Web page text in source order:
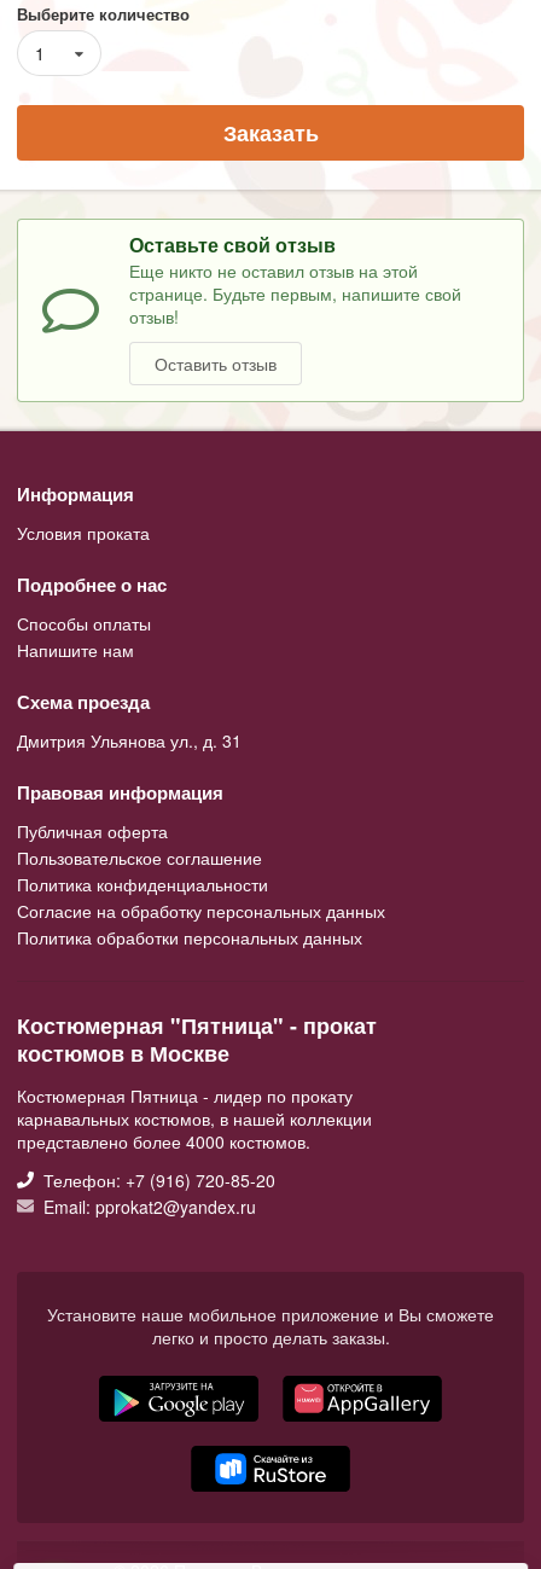
Выберите количество
1
Заказать
Оставьте свой отзыв
Еще никто не оставил отзыв на этой
странице. Будьте первым, напишите свой
отзыв!
Оставить отзыв
Информация
Условия проката
Подробнее о нас
Способы оплаты
Напишите нам
Схема проезда
Дмитрия Ульянова ул., д. 31
Правовая информация
Публичная оферта
Пользовательское соглашение
Политика конфиденциальности
Согласие на обработку персональных данных
Политика обработки персональных данных
Костюмерная "Пятница" - прокат
костюмов в Москве
Костюмерная Пятница - лидер по прокату
карнавальных костюмов, в нашей коллекции
представлено более 4000 костюмов.
Телефон: +7 (916) 720-85-20
Email: pprokat2@yandex.ru
Установите наше мобильное приложение и Вы сможете
легко и просто делать заказы.